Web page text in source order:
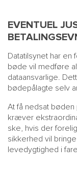
EVENTUEL
Datatilsynet har
bøde vil medføre
dataansvarlige.
bødepålagte selv
At få nedsat
kræver
ske, hvis der
sikkerhed vil
levedygtighed i